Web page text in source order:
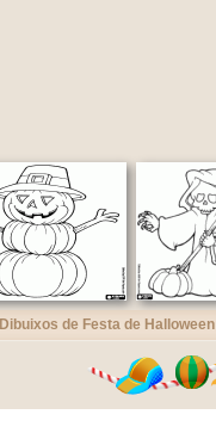
Dibuixos de Festa de Halloween